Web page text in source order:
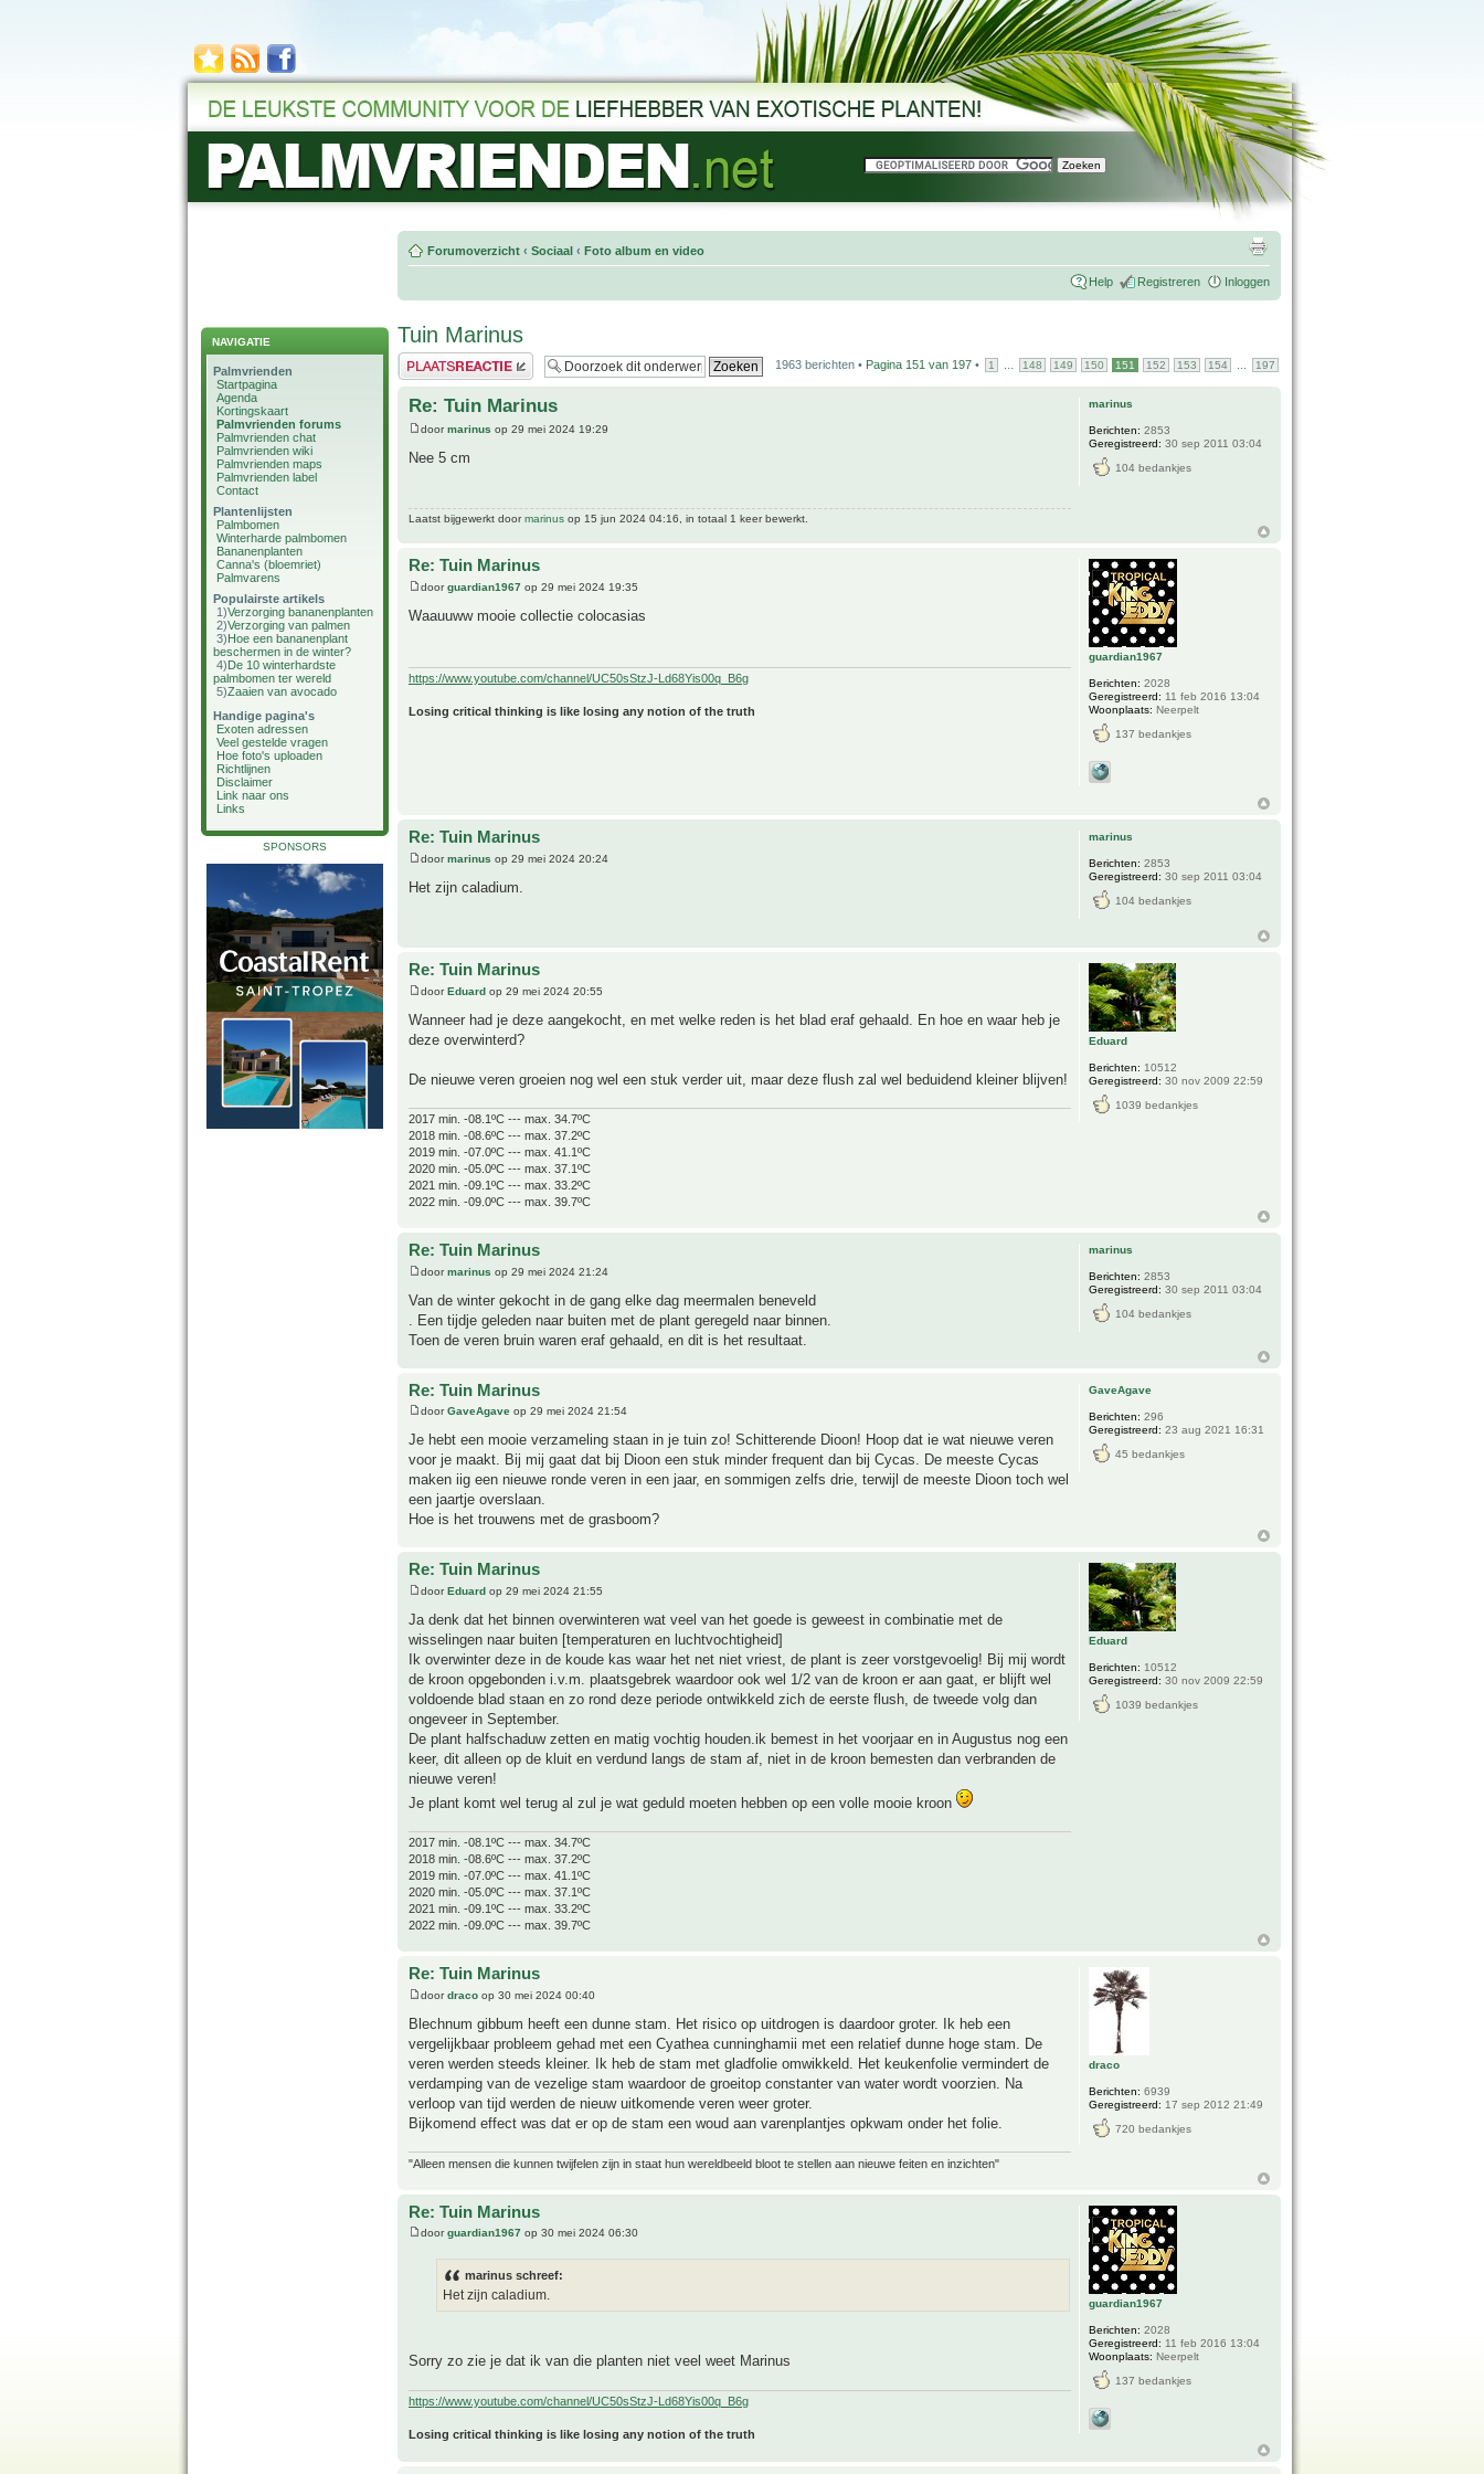
NAVIGATIE
Palmvrienden
Startpagina
Agenda
Kortingskaart
Palmvrienden forums
Palmvrienden chat
Palmvrienden wiki
Palmvrienden maps
Palmvrienden label
Contact
Plantenlijsten
Palmbomen
Winterharde palmbomen
Bananenplanten
Canna's (bloemriet)
Palmvarens
Populairste artikels
1)Verzorging bananenplanten
2)Verzorging van palmen
3)Hoe een bananenplant
beschermen in de winter?
4)De 10 winterhardste
palmbomen ter wereld
5)Zaaien van avocado
Handige pagina's
Exoten adressen
Veel gestelde vragen
Hoe foto's uploaden
Richtlijnen
Disclaimer
Link naar ons
Links
SPONSORS
Forumoverzicht ‹ Sociaal ‹ Foto album en video
Help Registreren Inloggen
Tuin Marinus
Plaats een reactie 1963 berichten • Pagina 151 van 197 • 1 148 149 150 151 152 153 154 197
Re: Tuin Marinus
doormarinus op 29 mei 2024 19:29
Nee 5 cm
Laatst bijgewerkt doormarinus op 15 jun 2024 04:16, in totaal 1 keer bewerkt.
marinus
Berichten: 2853
Geregistreerd: 30 sep 2011 03:04
104 bedankjes
Re: Tuin Marinus
doorguardian1967 op 29 mei 2024 19:35
Waauuww mooie collectie colocasias
https://www.youtube.com/channel/UC50sStzJ-Ld68Yis00q_B6g
Losing critical thinking is like losing any notion of the truth
guardian1967
Berichten: 2028
Geregistreerd: 11 feb 2016 13:04
Woonplaats: Neerpelt
137 bedankjes
Re: Tuin Marinus
doormarinus op 29 mei 2024 20:24
Het zijn caladium.
marinus
Berichten: 2853
Geregistreerd: 30 sep 2011 03:04
104 bedankjes
Re: Tuin Marinus
doorEduard op 29 mei 2024 20:55
Wanneer had je deze aangekocht, en met welke reden is het blad eraf gehaald. En hoe en waar heb je
deze overwinterd?
De nieuwe veren groeien nog wel een stuk verder uit, maar deze flush zal wel beduidend kleiner blijven!
2017 min. -08.1ºC --- max. 34.7ºC
2018 min. -08.6ºC --- max. 37.2ºC
2019 min. -07.0ºC --- max. 41.1ºC
2020 min. -05.0ºC --- max. 37.1ºC
2021 min. -09.1ºC --- max. 33.2ºC
2022 min. -09.0ºC --- max. 39.7ºC
Eduard
Berichten: 10512
Geregistreerd: 30 nov 2009 22:59
1039 bedankjes
Re: Tuin Marinus
doormarinus op 29 mei 2024 21:24
Van de winter gekocht in de gang elke dag meermalen beneveld
. Een tijdje geleden naar buiten met de plant geregeld naar binnen.
Toen de veren bruin waren eraf gehaald, en dit is het resultaat.
marinus
Berichten: 2853
Geregistreerd: 30 sep 2011 03:04
104 bedankjes
Re: Tuin Marinus
doorGaveAgave op 29 mei 2024 21:54
Je hebt een mooie verzameling staan in je tuin zo! Schitterende Dioon! Hoop dat ie wat nieuwe veren
voor je maakt. Bij mij gaat dat bij Dioon een stuk minder frequent dan bij Cycas. De meeste Cycas
maken iig een nieuwe ronde veren in een jaar, en sommigen zelfs drie, terwijl de meeste Dioon toch wel
een jaartje overslaan.
Hoe is het trouwens met de grasboom?
GaveAgave
Berichten: 296
Geregistreerd: 23 aug 2021 16:31
45 bedankjes
Re: Tuin Marinus
doorEduard op 29 mei 2024 21:55
Ja denk dat het binnen overwinteren wat veel van het goede is geweest in combinatie met de
wisselingen naar buiten [temperaturen en luchtvochtigheid]
Ik overwinter deze in de koude kas waar het net niet vriest, de plant is zeer vorstgevoelig! Bij mij wordt
de kroon opgebonden i.v.m. plaatsgebrek waardoor ook wel 1/2 van de kroon er aan gaat, er blijft wel
voldoende blad staan en zo rond deze periode ontwikkeld zich de eerste flush, de tweede volg dan
ongeveer in September.
De plant halfschaduw zetten en matig vochtig houden.ik bemest in het voorjaar en in Augustus nog een
keer, dit alleen op de kluit en verdund langs de stam af, niet in de kroon bemesten dan verbranden de
nieuwe veren!
Je plant komt wel terug al zul je wat geduld moeten hebben op een volle mooie kroon
2017 min. -08.1ºC --- max. 34.7ºC
2018 min. -08.6ºC --- max. 37.2ºC
2019 min. -07.0ºC --- max. 41.1ºC
2020 min. -05.0ºC --- max. 37.1ºC
2021 min. -09.1ºC --- max. 33.2ºC
2022 min. -09.0ºC --- max. 39.7ºC
Eduard
Berichten: 10512
Geregistreerd: 30 nov 2009 22:59
1039 bedankjes
Re: Tuin Marinus
doordraco op 30 mei 2024 00:40
Blechnum gibbum heeft een dunne stam. Het risico op uitdrogen is daardoor groter. Ik heb een
vergelijkbaar probleem gehad met een Cyathea cunninghamii met een relatief dunne hoge stam. De
veren werden steeds kleiner. Ik heb de stam met gladfolie omwikkeld. Het keukenfolie vermindert de
verdamping van de vezelige stam waardoor de groeitop constanter van water wordt voorzien. Na
verloop van tijd werden de nieuw uitkomende veren weer groter.
Bijkomend effect was dat er op de stam een woud aan varenplantjes opkwam onder het folie.
"Alleen mensen die kunnen twijfelen zijn in staat hun wereldbeeld bloot te stellen aan nieuwe feiten en inzichten"
draco
Berichten: 6939
Geregistreerd: 17 sep 2012 21:49
720 bedankjes
Re: Tuin Marinus
doorguardian1967 op 30 mei 2024 06:30
marinus schreef:
Het zijn caladium.
Sorry zo zie je dat ik van die planten niet veel weet Marinus
https://www.youtube.com/channel/UC50sStzJ-Ld68Yis00q_B6g
Losing critical thinking is like losing any notion of the truth
guardian1967
Berichten: 2028
Geregistreerd: 11 feb 2016 13:04
Woonplaats: Neerpelt
137 bedankjes